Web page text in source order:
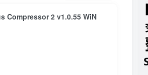
Compressor 2 v1.0.55 WiN